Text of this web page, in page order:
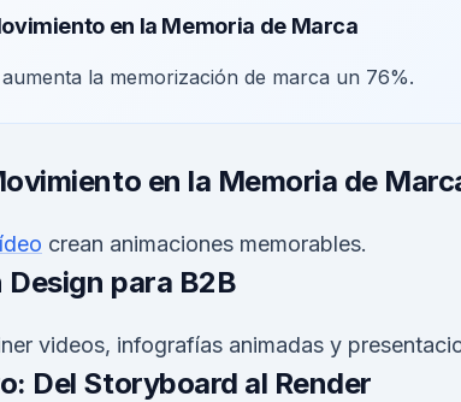
en la Memoria de Marca
la memorización de marca un 76%.
en la Memoria de
crean animaciones memorables.
para B2B
videos, infografías animadas y
Del Storyboard al Render